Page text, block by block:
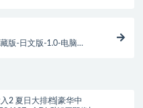
版-日文版-1.0-电脑
2 夏日大排档|豪华中